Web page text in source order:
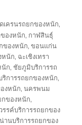
เครนรถยกของหนัก,
องหนัก, กาฬสินธุ์
ของหนัก,ขอนแก่น
หนัก, ฉะเชิงเทรา
นัก, ชัยภูมิบริการรถ
ริการรถยกของหนัก,
งหนัก,นครพนม
กของหนัก,
รรค์บริการรถยกของ
น่านบริการรถยกของ